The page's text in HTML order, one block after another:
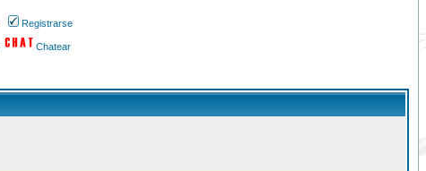
Registrarse
Chatear